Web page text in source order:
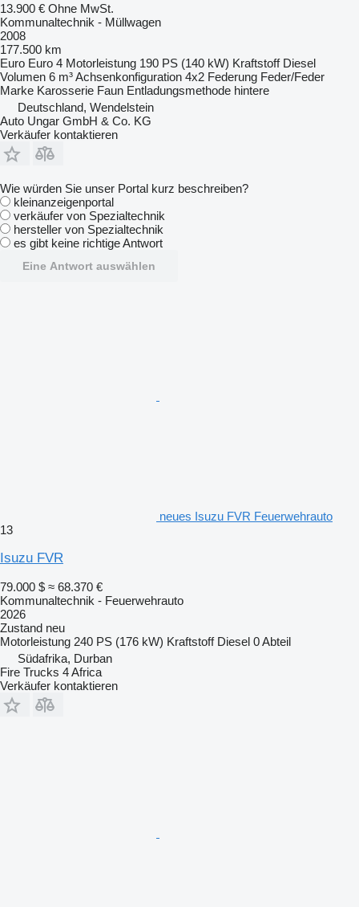
13.900 € Ohne MwSt.
Kommunaltechnik - Müllwagen
2008
177.500 km
Euro Euro 4 Motorleistung 190 PS (140 kW) Kraftstoff Diesel
Volumen 6 m³Achsenkonfiguration 4x2 Federung Feder/Feder
Marke Karosserie Faun Entladungsmethode hintere
Deutschland, Wendelstein
Auto Ungar GmbH & Co. KG
Verkäufer kontaktieren
Wie würden Sie unser Portal kurz beschreiben?
kleinanzeigenportal
verkäufer von Spezialtechnik
hersteller von Spezialtechnik
es gibt keine richtige Antwort
Eine Antwort auswählen
neues Isuzu FVR Feuerwehrauto
13
Isuzu FVR
79.000 $ ≈ 68.370 €
Kommunaltechnik - Feuerwehrauto
2026
Zustand neu
Motorleistung 240 PS (176 kW) Kraftstoff Diesel 0 Abteil
Südafrika, Durban
Fire Trucks 4 Africa
Verkäufer kontaktieren